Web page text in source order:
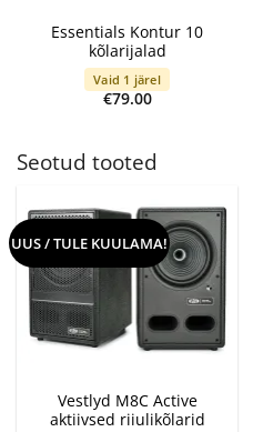
Essentials Kontur 10
kõlarijalad
Vaid 1 järel
€79.00
Seotud tooted
UUS / TULE KUULAMA!
Vestlyd M8C Active
aktiivsed riiulikõlarid